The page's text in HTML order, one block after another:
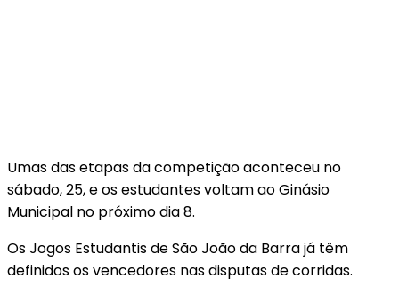
Umas das etapas da competição aconteceu no
sábado, 25, e os estudantes voltam ao Ginásio
Municipal no próximo dia 8.
Os Jogos Estudantis de São João da Barra já têm
definidos os vencedores nas disputas de corridas.